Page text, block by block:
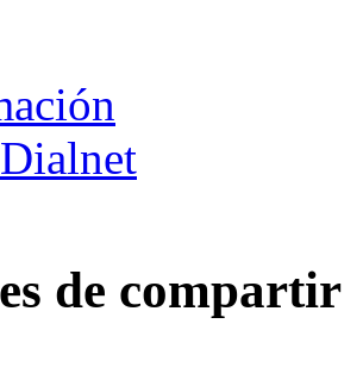
de compartir